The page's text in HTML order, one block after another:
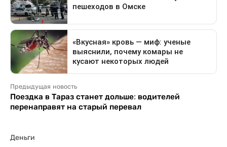
Предыдущая новость
Поездка в Тараз станет дольше: водителей
перенаправят на старый перевал
Деньги